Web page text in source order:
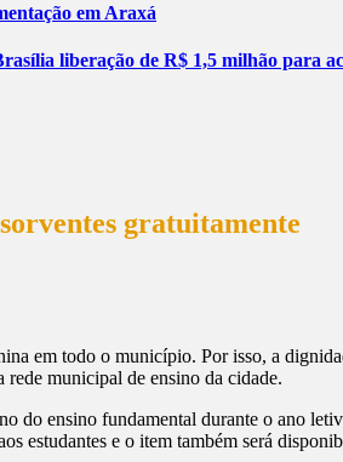
em Araxá
liberação de R$ 1,5 milhão para
gratuitamente
em todo o município. Por isso, a
rede municipal de ensino da cidade.
do ensino fundamental durante o ano
estudantes e o item também será